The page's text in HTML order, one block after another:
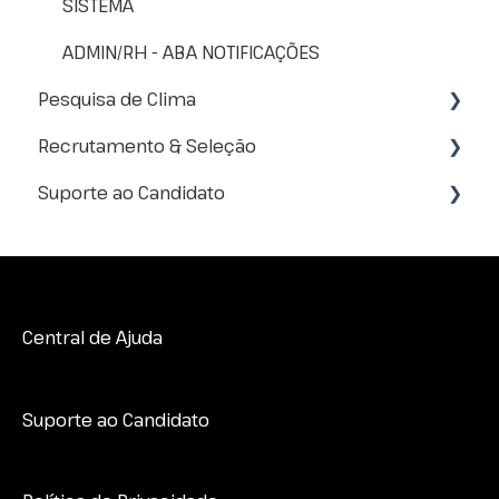
PENDÊNCIAS
SISTEMA
ADMIN/RH - ABA NOTIFICAÇÕES
Pesquisa de Clima
SOBRE PESQUISA DE CLIMA
CATEGORIAS DA PESQUISA
Recrutamento & Seleção
ACESSANDO O MÓDULO
CONHECENDO OS ARQUÉTIPOS
LEITURA DE RESULTADO
Suporte ao Candidato
Central de Ajuda
Suporte ao Candidato